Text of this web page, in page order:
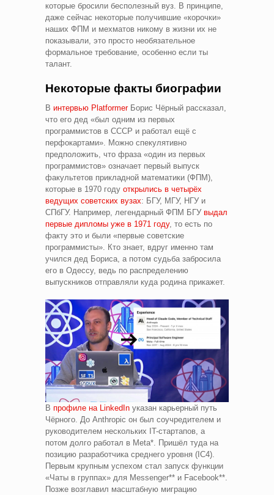
которые бросили бесполезный вуз. В принципе,
даже сейчас некоторые получившие «корочки»
наших ФПМ и мехматов никому в жизни их не
показывали, это просто необязательное
формальное требование, особенно если ты
талант.
Некоторые факты биографии
В интервью PlatformerБорис Чёрный рассказал,
что его дед «был одним из первых
программистов в СССР и работал ещё с
перфокартами». Можно спекулятивно
предположить, что фраза «один из первых
программистов» означает первый выпуск
факультетов прикладной математики (ФПМ),
которые в 1970 году открылись в четырёх
ведущих советских вузах: БГУ, МГУ, НГУ и
СПбГУ. Например, легендарный ФПМ БГУ выдал
первые дипломы уже в 1971 году, то есть по
факту это и были «первые советские
программисты». Кто знает, вдруг именно там
учился дед Бориса, а потом судьба забросила
его в Одессу, ведь по распределению
выпускников отправляли куда родина прикажет.
В профиле на LinkedIn указан карьерный путь
Чёрного. До Anthropic он был соучредителем и
руководителем нескольких IT-стартапов, а
потом долго работал в Meta*. Пришёл туда на
позицию разработчика среднего уровня (IC4).
Первым крупным успехом стал запуск функции
«Чаты в группах» для Messenger** и Facebook**.
Позже возглавил масштабную миграцию